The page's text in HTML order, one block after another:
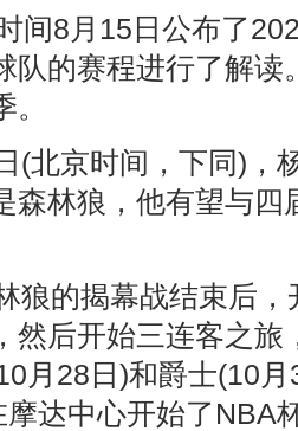
间8月15日公布了
队的赛程进行了解读
(北京时间，下同)，
森林狼，他有望与四
狼的揭幕战结束后
然后开始三连客之旅
月28日)和爵士(10
达中心开始了NBA